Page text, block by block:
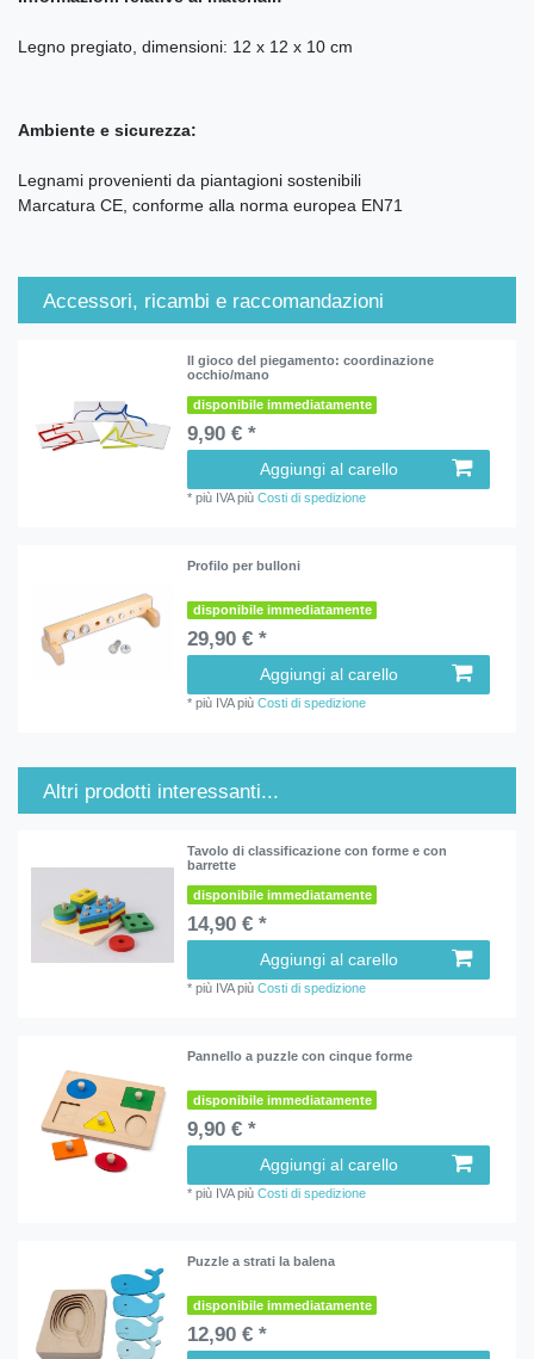
Legno pregiato, dimensioni: 12 x 12 x 10 cm
Ambiente e sicurezza:
Legnami provenienti da piantagioni sostenibili
Marcatura CE, conforme alla norma europea EN71
Accessori, ricambi e raccomandazioni
Il gioco del piegamento: coordinazione
occhio/mano
disponibile immediatamente
9,90 € *
Aggiungi al carello
*più IVApiùCosti di spedizione
Profilo per bulloni
disponibile immediatamente
29,90 € *
Aggiungi al carello
*più IVApiùCosti di spedizione
Altri prodotti interessanti...
Tavolo di classificazione con forme e con
barrette
disponibile immediatamente
14,90 € *
Aggiungi al carello
*più IVApiùCosti di spedizione
Pannello a puzzle con cinque forme
disponibile immediatamente
9,90 € *
Aggiungi al carello
*più IVApiùCosti di spedizione
Puzzle a strati la balena
disponibile immediatamente
12,90 € *